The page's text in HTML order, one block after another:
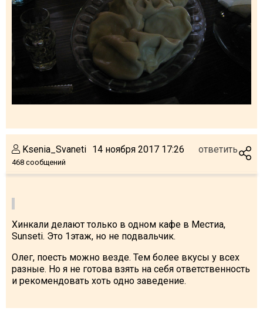
Ksenia_Svaneti
468 сообщений
14 ноября 2017 17:26 ответить
Хинкали делают только в одном кафе в Местиа,
Sunseti. Это 1этаж, но не подвальчик.
Олег, поесть можно везде. Тем более вкусы у всех
разные. Но я не готова взять на себя ответственность
и рекомендовать хоть одно заведение.